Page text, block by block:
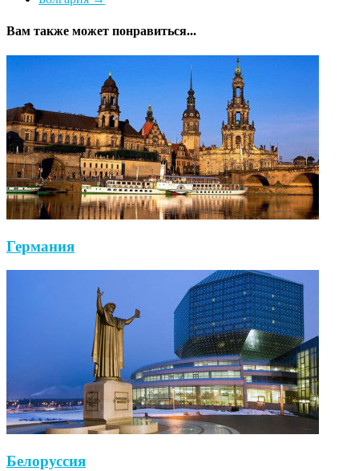
Вам также может понравиться...
Германия
Белоруссия